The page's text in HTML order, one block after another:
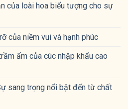
của loài hoa biểu tượng cho sự
của niềm vui và hạnh phúc
ấm của cúc nhập khẩu cao
sang trọng nổi bật đến từ chất